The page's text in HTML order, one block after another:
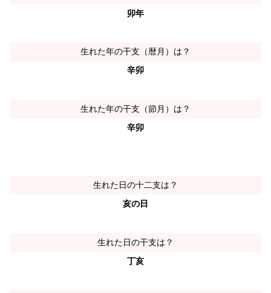
卯年
生れた年の干支（暦月）は？
辛卯
生れた年の干支（節月）は？
辛卯
生れた日の十二支は？
亥の日
生れた日の干支は？
丁亥